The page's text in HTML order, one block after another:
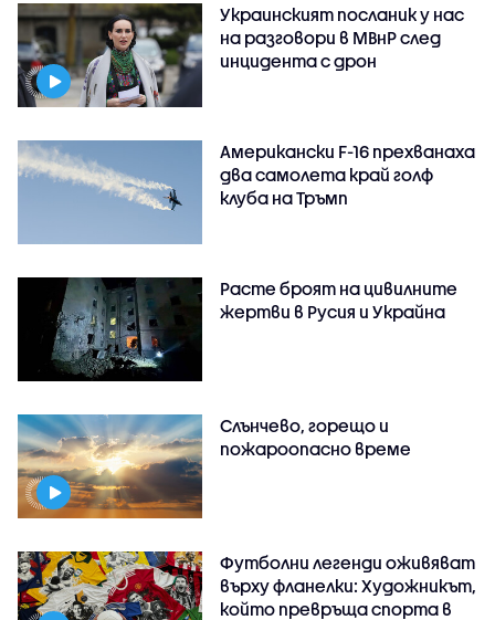
Украинският посланик у нас
на разговори в МВнР след
инцидента с дрон
Американски F-16 прехванаха
два самолета край голф
клуба на Тръмп
Расте броят на цивилните
жертви в Русия и Украйна
Слънчево, горещо и
пожароопасно време
Футболни легенди оживяват
върху фланелки: Художникът,
който превръща спорта в